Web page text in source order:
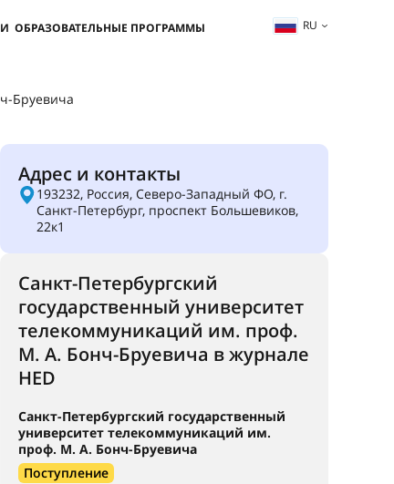
ОБРАЗОВАТЕЛЬНЫЕ ПРОГРАММЫ RU
Бруевича
Адрес и контакты
193232, Россия, Северо-Западный ФО, г.
Санкт-Петербург, проспект Большевиков,
22к1
Санкт-Петербургский
государственный университет
телекоммуникаций им. проф.
М. А. Бонч-Бруевича в журнале
HED
Санкт-Петербургский государственный
университет телекоммуникаций им.
проф. М. А. Бонч-Бруевича
Поступление